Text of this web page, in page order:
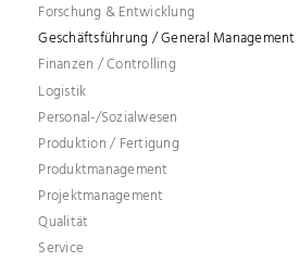
Forschung & Entwicklung
Geschäftsführung / General Management
Finanzen / Controlling
Logistik
Personal-/Sozialwesen
Produktion / Fertigung
Produktmanagement
Projektmanagement
Qualität
Service